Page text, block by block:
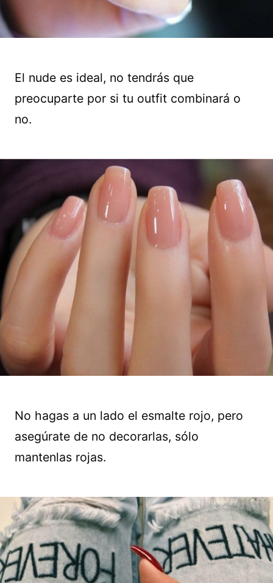
El nude es ideal, no tendrás que
preocuparte por si tu outfit combinará o
no.
No hagas a un lado el esmalte rojo, pero
asegúrate de no decorarlas, sólo
mantenlas rojas.